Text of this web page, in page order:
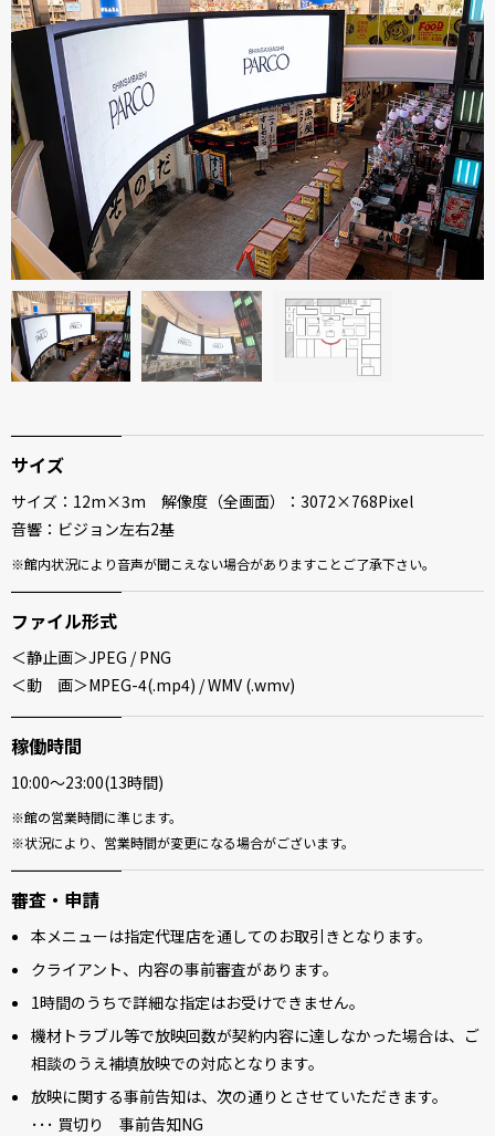
サイズ
サイズ：12m×3m 解像度（全画面）：3072×768Pixel
音響：ビジョン左右2基
館内状況により音声が聞こえない場合がありますことご了承下さい。
ファイル形式
＜静止画＞JPEG / PNG
＜動 画＞MPEG-4(.mp4) / WMV (.wmv)
稼働時間
10:00～23:00(13時間)
館の営業時間に準じます。
状況により、営業時間が変更になる場合がございます。
審査・申請
本メニューは指定代理店を通してのお取引きとなります。
クライアント、内容の事前審査があります。
1時間のうちで詳細な指定はお受けできません。
機材トラブル等で放映回数が契約内容に達しなかった場合は、ご
相談のうえ補填放映での対応となります。
放映に関する事前告知は、次の通りとさせていただきます。
･･･ 買切り 事前告知NG